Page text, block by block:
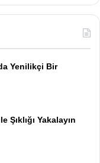
Yenilikçi Bir
Şıklığı Yakalayın